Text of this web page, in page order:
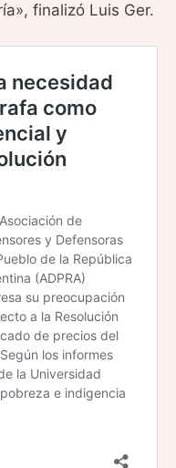
finalizó Luis Ger.